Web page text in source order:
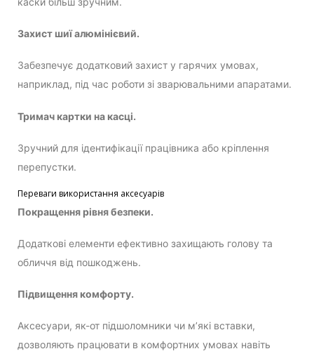
Захист шиї алюмінієвий.
Забезпечує додатковий захист у гарячих умовах,
наприклад, під час роботи зі зварювальними апаратами.
Тримач картки на касці.
Зручний для ідентифікації працівника або кріплення
перепустки.
Переваги використання аксесуарів
Покращення рівня безпеки.
Додаткові елементи ефективно захищають голову та
обличчя від пошкоджень.
Підвищення комфорту.
Аксесуари, як-от підшоломники чи м’які вставки,
дозволяють працювати в комфортних умовах навіть